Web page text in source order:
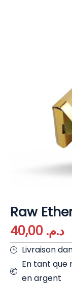
Raw
د.م.
Livraison
En tant que
en argent